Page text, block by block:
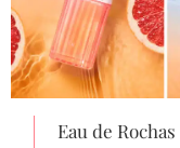
Eau de